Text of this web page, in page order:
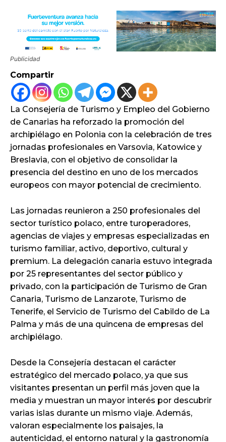
Publicidad
Compartir
La Consejería de Turismo y Empleo del Gobierno
de Canarias ha reforzado la promoción del
archipiélago en Polonia con la celebración de tres
jornadas profesionales en Varsovia, Katowice y
Breslavia, con el objetivo de consolidar la
presencia del destino en uno de los mercados
europeos con mayor potencial de crecimiento.
Las jornadas reunieron a 250 profesionales del
sector turístico polaco, entre turoperadores,
agencias de viajes y empresas especializadas en
turismo familiar, activo, deportivo, cultural y
premium. La delegación canaria estuvo integrada
por 25 representantes del sector público y
privado, con la participación de Turismo de Gran
Canaria, Turismo de Lanzarote, Turismo de
Tenerife, el Servicio de Turismo del Cabildo de La
Palma y más de una quincena de empresas del
archipiélago.
Desde la Consejería destacan el carácter
estratégico del mercado polaco, ya que sus
visitantes presentan un perfil más joven que la
media y muestran un mayor interés por descubrir
varias islas durante un mismo viaje. Además,
valoran especialmente los paisajes, la
autenticidad, el entorno natural y la gastronomía